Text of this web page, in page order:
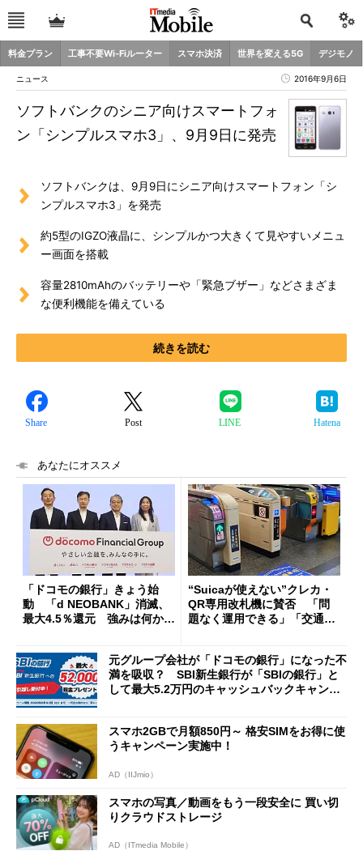
料金プラン 工事不要Wi-Fiルーター スマホ決済 世界を変える5G デジモノ
ニュース 2016年9月6日
ソフトバンクのシニア向けスマートフォ
ン「シンプルスマホ3」、9月9日に発売
ソフトバンクは、9月9日にシニア向けスマートフォン「シ
ンプルスマホ3」を発売
約5型のIGZO液晶に、シンプルかつ大きくて見やすいメニュ
ー画面を搭載
容量2810mAhのバッテリーや「緊急ブザー」などさまざま
な便利機能を備えている
続きを読む
Share Post LINE Hatena
あなたにオススメ
「ドコモの銀行」きょう始
動 「d NEOBANK」消滅、
最大4.5％還元 強みは何か解
“Suicaが使えない”クレカ・
QR専用改札機に賛否 「問
題なく運用できる」「交通系I
元グループ会社が「ドコモの銀行」になった不
満を吸収？ SBI新生銀行が「SBIの銀行」と
して最大5.2万円のキャッシュバックキャンペ
スマホ2GBで月額850円～ 格安SIMをお得に使
うキャンペーン実施中！
AD（IIJmio）
スマホの写真／動画をもう一段安全に 買い切
りクラウドストレージ
AD（ITmedia Mobile）